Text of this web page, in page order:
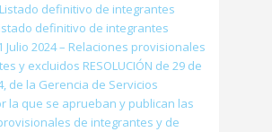
definitivo de integrantes
definitivo de integrantes
Julio 2024 – Relaciones provisionales
y excluidos RESOLUCIÓN de 29 de
de la Gerencia de Servicios
la que se aprueban y publican las
de integrantes y de